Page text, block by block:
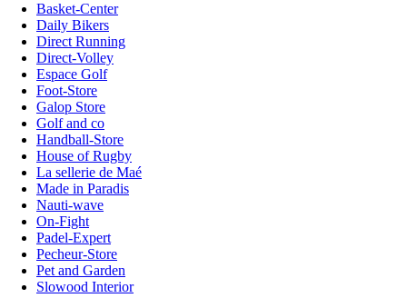
Basket-Center
Daily Bikers
Direct Running
Direct-Volley
Espace Golf
Foot-Store
Galop Store
Golf and co
Handball-Store
House of Rugby
La sellerie de Maé
Made in Paradis
Nauti-wave
On-Fight
Padel-Expert
Pecheur-Store
Pet and Garden
Slowood Interior